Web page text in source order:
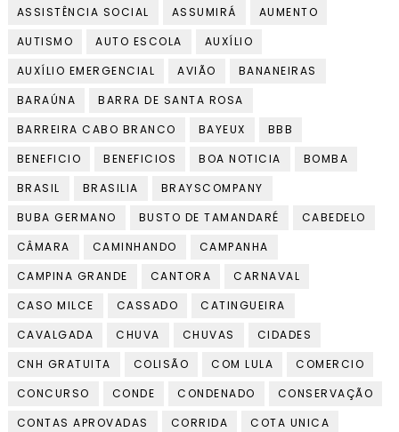
ASSISTÊNCIA SOCIAL
ASSUMIRÁ
AUMENTO
AUTISMO
AUTO ESCOLA
AUXÍLIO
AUXÍLIO EMERGENCIAL
AVIÃO
BANANEIRAS
BARAÚNA
BARRA DE SANTA ROSA
BARREIRA CABO BRANCO
BAYEUX
BBB
BENEFICIO
BENEFICIOS BOA NOTICIA
BOMBA
BRASIL
BRASILIA
BRAYSCOMPANY
BUBA GERMANO
BUSTO DE TAMANDARÉ
CABEDELO
CÂMARA
CAMINHANDO
CAMPANHA
CAMPINA GRANDE
CANTORA
CARNAVAL
CASO MILCE
CASSADO
CATINGUEIRA
CAVALGADA
CHUVA CHUVAS
CIDADES
CNH GRATUITA
COLISÃO COM LULA
COMERCIO
CONCURSO
CONDE CONDENADO
CONSERVAÇÃO
CONTAS APROVADAS
CORRIDA
COTA UNICA